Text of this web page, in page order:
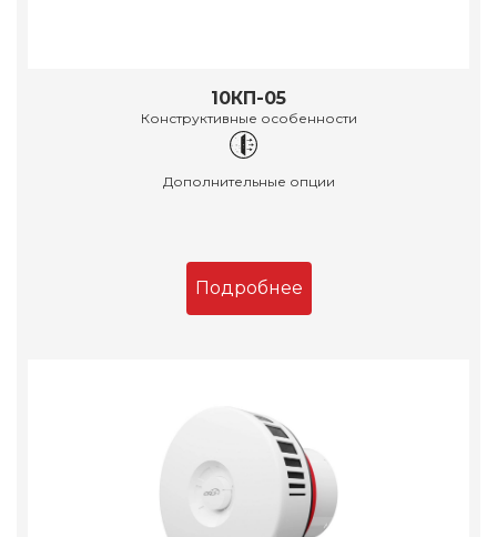
10КП-05
Конструктивные особенности
Дополнительные опции
Подробнее